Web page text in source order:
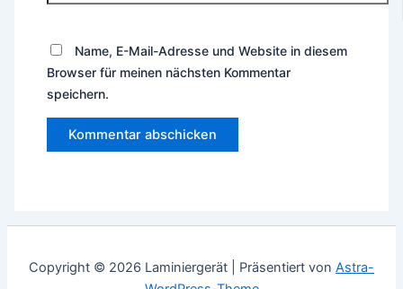
Name, E-Mail-Adresse und Website in diesem
Browser für meinen nächsten Kommentar
speichern.
Copyright © 2026 Laminiergerät | Präsentiert von Astra-